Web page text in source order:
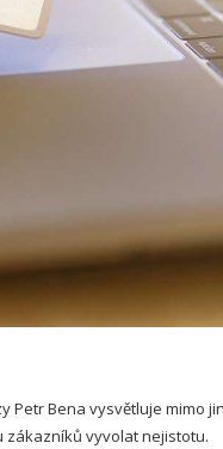
Bena vysvětluje mimo
zákazníků vyvolat nejistotu.